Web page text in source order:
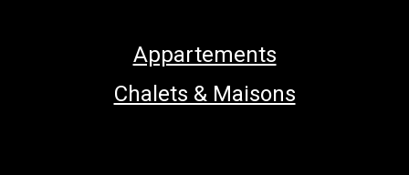
Appartements
Chalets & Maisons